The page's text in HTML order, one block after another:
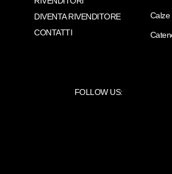
DIVENTA RIVENDITORE
CONTATTI
Calze
FOLLOW US: